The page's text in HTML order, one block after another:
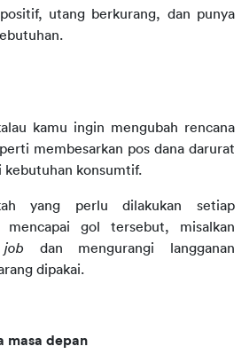
utang berkurang, dan punya
kamu ingin mengubah rencana
membesarkan pos dana darurat
kebutuhan konsumtif.
yang perlu dilakukan setiap
mencapai gol tersebut, misalkan
dipakai.
masa depan